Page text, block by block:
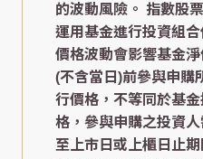
的波動風險。 指數股
運用基金進行投資組
價格波動會影響基金
(不含當日)前參與申購
行價格，不等同於基
格，參與申購之投資
至上市日或上櫃日止